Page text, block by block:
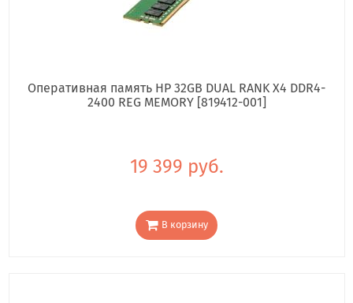
Оперативная память HP 32GB DUAL RANK X4 DDR4-
2400 REG MEMORY [819412-001]
19 399 руб.
В корзину